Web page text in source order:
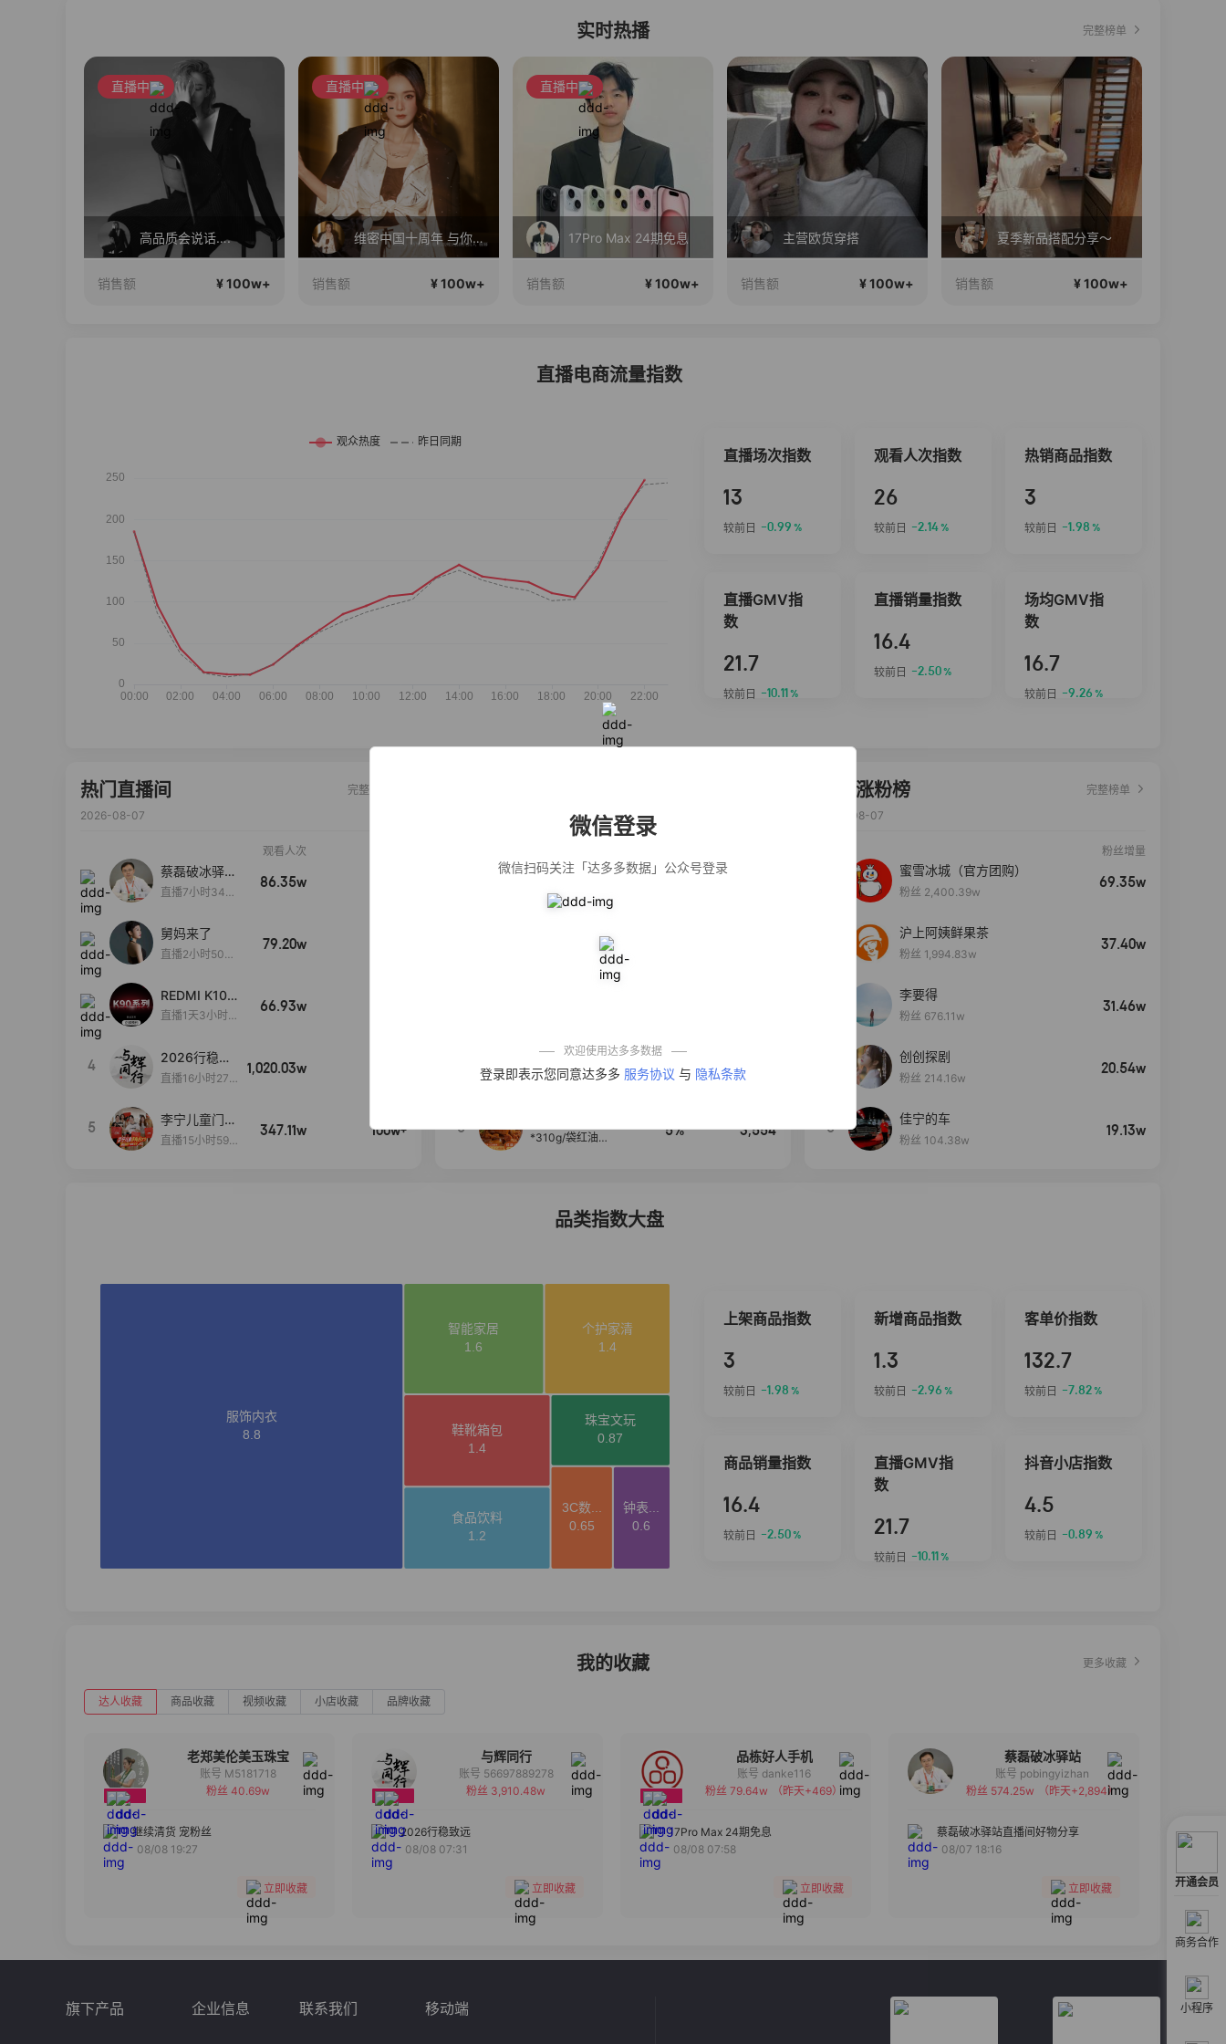
开通会员
商务合作
小程序
微信登录
微信扫码关注「达多多数据」公众号登录
欢迎使用达多多数据
登录即表示您同意达多多 服务协议 与 隐私条款
实时热播 完整榜单
直播中
销售额 ¥ 100w+
直播中
17Pro Max 24期免息
销售额 ¥ 100w+
主营欧货穿搭
销售额 ¥ 100w+
夏季新品搭配分享～
销售额 ¥ 100w+
直播中
2026行稳致远
销售额 ¥ 100w+
直播电商流量指数
直播场次指数
13
较前日 -0.99 %
观看人次指数
26
较前日 -2.14%
热销商品指数
3
较前日 -1.98 %
直播GMV指
数
21.7
较前日 -10.11 %
直播销量指数
16.4
较前日 -2.50%
场均GMV指
数
16.7
较前日 -9.26 %
热门直播间
完整榜单
2026-08-07
观看人次
蔡磊破冰驿站
直播间好物分
直播7小时34分
86.35w
舅妈来了
直播2小时50分
79.20w
REDMI K100
Pro系列新品
启！
直播1天3小时5
66.93w
4
2026行稳致
远
直播16小时27
1,020.03w
5
李宁儿童门店
爆款赤兔8pr
直播15小时59
347.11w 100w+
公仔牌顽渍净洗
污渍除菌除螨3倍
【净浮生】油污
净厨房油烟机去
重油污去油王污
渍清洁剂油烟净
免煮开袋即食劲
艾草抽绳式免撕
垃圾袋大号特厚
50% 3,640
5
*310g/袋红油麻
5% 3,554
达人涨粉榜
完整榜单
2026-08-07
粉丝增量
蜜雪冰城（官方团购）
粉丝 2,400.39w
69.35w
沪上阿姨鲜果茶
粉丝 1,994.83w
37.40w
李要得
粉丝 676.11w
31.46w
创创探剧
粉丝 214.16w
20.54w
5
佳宁的车
粉丝 104.38w
19.13w
品类指数大盘
上架商品指数
3
较前日 -1.98 %
新增商品指数
1.3
较前日 -2.96 %
客单价指数
132.7
较前日 -7.82%
商品销量指数
16.4
较前日 -2.50%
直播GMV指
数
21.7
较前日 -10.11 %
抖音小店指数
4.5
较前日 -0.89 %
我的收藏 更多收藏
达人收藏 商品收藏 视频收藏 小店收藏 品牌收藏
老郑美伦美玉珠宝
备注
账号 M5181718
粉丝 40.69w
继续清货 宠粉丝
08/08 19:27
立即收藏
与辉同行
备注
账号 56697889278
粉丝 3,910.48w
2026行稳致远
08/08 07:31
立即收藏
品栋好人手机
备注
分组
账号 danke116
粉丝 79.64w
（昨天+469）
17Pro Max 24期免息
08/08 07:58
立即收藏
蔡磊破冰驿站
备注
分组
账号 pobingyizhan
粉丝 574.25w
（昨天+2,894）
蔡磊破冰驿站直播间好物分享
08/07 18:16
立即收藏
旗下产品 企业信息 联系我们 移动端